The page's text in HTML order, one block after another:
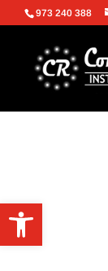
Obre la barra d'eines
973 240 388